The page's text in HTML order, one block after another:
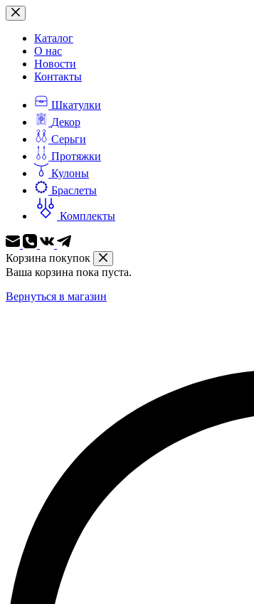
Перейти
к
сути
Каталог
О нас
Новости
Контакты
Шкатулки
Декор
Серьги
Протяжки
Кулоны
Браслеты
Комплекты
Корзина покупок
Ваша корзина пока пуста.
Вернуться в магазин